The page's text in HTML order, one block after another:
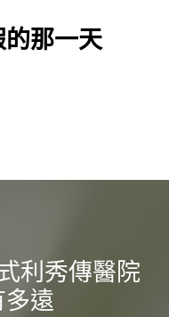
那一天
利秀傳醫院
遠